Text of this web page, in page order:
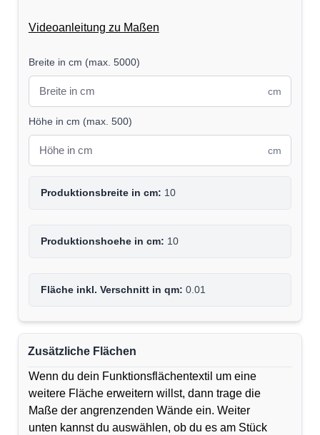
Videoanleitung zu Maßen
Breite in cm (max. 5000)
cm
Höhe in cm (max. 500)
cm
Produktionsbreite in cm: 10
Produktionshoehe in cm: 10
Fläche inkl. Verschnitt in qm: 0.01
Zusätzliche Flächen
Wenn du dein Funktionsflächentextil um eine
weitere Fläche erweitern willst, dann trage die
Maße der angrenzenden Wände ein. Weiter
unten kannst du auswählen, ob du es am Stück